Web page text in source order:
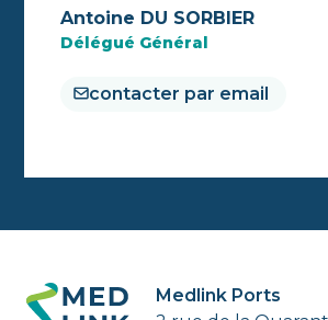
Antoine DU SORBIER
Délégué Général
contacter par email
Medlink Ports